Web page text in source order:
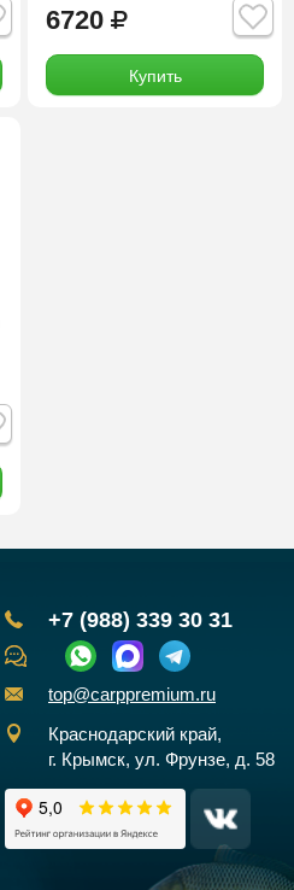
6720
Купить
+7 (988) 339 30 31
top@carppremium.ru
Краснодарский край,
г. Крымск, ул. Фрунзе, д. 58